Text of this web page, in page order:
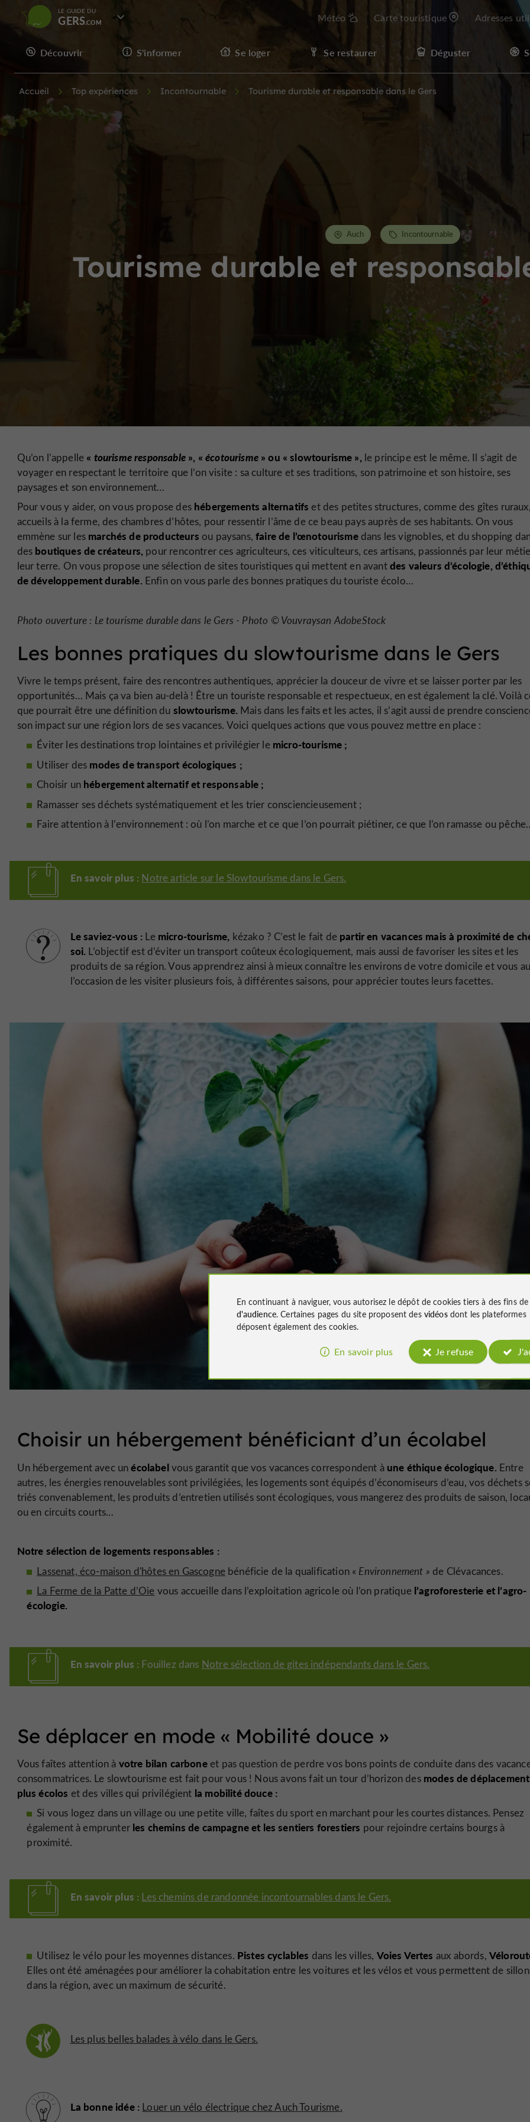
LE GUIDE DU
GERS Météo Carte touristique Adresses
Découvrir S'informer Se loger Se restaurer Déguster
Accueil Top expériences Incontournable Tourisme durable et responsable dans le Gers
Tourisme durable et
Auch Incontournable
Qu’on l’appelle « tourisme responsable », «écotourisme» ou « slowtourisme »,le principe est le même. Il s’agit de
voyager en respectant le territoire que l’on visite : sa culture et ses traditions, son patrimoine et son histoire, ses
paysages et son environnement…
Pour vous y aider, on vous propose des hébergements alternatifs et des petites structures, comme des gîtes
accueils à la ferme, des chambres d’hôtes, pour ressentir l’âme de ce beau pays auprès de ses habitants. On vous
emmène sur les marchés de producteurs ou paysans,faire de l’œnotourismedans les vignobles, et du shopping
des boutiques de créateurs, pour rencontrer ces agriculteurs, ces viticulteurs, ces artisans, passionnés par leur
leur terre. On vous propose une sélection de sites touristiques qui mettent en avantdes valeurs d’écologie,
de développement durable. Enfin on vous parle des bonnes pratiques du touriste écolo…
Photo ouverture : Le tourisme durable dans le Gers - Photo © Vouvraysan AdobeStock
Les bonnes pratiques du slowtourisme dans le Gers
Vivre le temps présent, faire des rencontres authentiques, apprécier la douceur de vivre et se laisser porter par les
opportunités… Mais ça va bien au-delà ! Être un touriste responsable et respectueux, en est également la clé. Voilà
que pourrait être une définition du slowtourisme. Mais dans les faits et les actes, il s’agit aussi de prendre
son impact sur une région lors de ses vacances. Voici quelques actions que vous pouvez mettre en place :
Éviter les destinations trop lointaines et privilégier le micro-tourisme ;
Utiliser des modes de transport écologiques ;
Choisir un hébergement alternatif et responsable ;
Ramasser ses déchets systématiquement et les trier consciencieusement ;
Faire attention à l’environnement : où l’on marche et ce que l’on pourrait piétiner, ce que l’on ramasse ou
En savoir plus : Notre article sur le Slowtourisme dans le Gers.
Le saviez-vous : Le micro-tourisme, kézako ? C’est le fait de partir en vacances mais à proximité de
soi. L’objectif est d’éviter un transport coûteux écologiquement, mais aussi de favoriser les sites et les
produits de sa région. Vous apprendrez ainsi à mieux connaître les environs de votre domicile et vous
l’occasion de les visiter plusieurs fois, à différentes saisons, pour apprécier toutes leurs facettes.
Choisir un hébergement bénéficiant d’un écolabel
Un hébergement avec unécolabelvous garantit que vos vacances correspondent à une éthique écologique. Entre
autres, les énergies renouvelables sont privilégiées, les logements sont équipés d’économiseurs d’eau, vos déchets
triés convenablement, les produits d’entretien utilisés sont écologiques, vous mangerez des produits de saison,
ou en circuits courts…
Notre sélection de logements responsables :
Lassenat, éco-maison d'hôtes en Gascognebénéficie de la qualification « Environnement » de Clévacances.
La Ferme de la Patte d’Oie vous accueille dans l’exploitation agricole où l’on pratique l’agroforesterie et l’agro-
écologie.
En savoir plus : Fouillez dans Notre sélection de gites indépendants dans le Gers.
Se déplacer en mode « Mobilité douce »
Vous faîtes attention à votre bilan carboneet pas question de perdre vos bons points de conduite dans des
consommatrices. Le slowtourisme est fait pour vous ! Nous avons fait un tour d’horizon des modes de
plus écolos et des villes qui privilégient la mobilité douce :
Si vous logez dans un village ou une petite ville, faîtes du sport en marchant pour les courtes distances. Pensez
également à emprunter les chemins de campagne et les sentiers forestiers pour rejoindre certains bourgs à
proximité.
En savoir plus : Les chemins de randonnée incontournables dans le Gers.
Utilisez le vélo pour les moyennes distances. Pistes cyclables dans les villes, Voies Vertes aux abords,
Elles ont été aménagées pour améliorer la cohabitation entre les voitures et les vélos et vous permettent de
dans la région, avec un maximum de sécurité.
Les plus belles balades à vélo dans le Gers.
La bonne idée : Louer un vélo électrique chez Auch Tourisme.
En continuant à naviguer, vous autorisez le dépôt de cookies tiers à des fins de
d'audience. Certaines pages du site proposent des vidéosdont les plateformes
déposent également des cookies.
En savoir plus Je refuse